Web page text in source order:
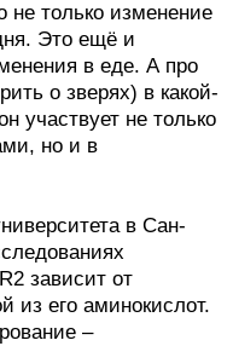
не только изменение
Это ещё и
в еде. А про
о зверях) в какой-
участвует не только
но и в
в Сан-
зависит от
из его аминокислот.
–